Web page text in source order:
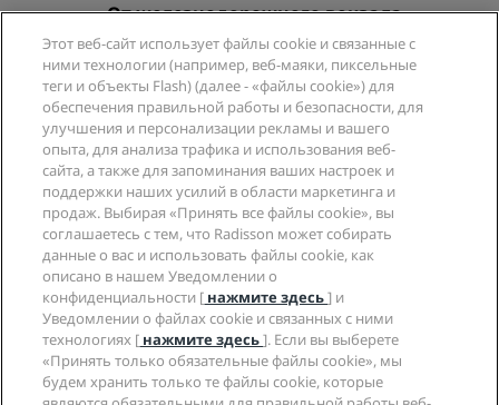
От железнодорожного вокзала
Нячанга
Парковка
СВЯЖИТЕСЬ С НАМИ
Этот веб-сайт использует файлы cookie и связанные с
ними технологии (например, веб-маяки, пиксельные
теги и объекты Flash) (далее - «файлы cookie») для
обеспечения правильной работы и безопасности, для
улучшения и персонализации рекламы и вашего
опыта, для анализа трафика и использования веб-
сайта, а также для запоминания ваших настроек и
поддержки наших усилий в области маркетинга и
продаж. Выбирая «Принять все файлы cookie», вы
соглашаетесь с тем, что Radisson может собирать
данные о вас и использовать файлы cookie, как
описано в нашем Уведомлении о
конфиденциальности [ нажмите здесь] и
Уведомлении о файлах cookie и связанных с ними
технологиях [ нажмите здесь]. Если вы выберете
«Принять только обязательные файлы cookie», мы
будем хранить только те файлы cookie, которые